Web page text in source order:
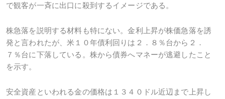
で観客が一斉に出口に殺到するイメージである。
株急落を説明する材料も特にない。金利上昇が株価急落を誘
発と言われたが、米１０年債利回りは２．８％台から２．
７％台に下落している。株から債券へマネーが逃避したこと
を示す。
安全資産といわれる金の価格は１３４０ドル近辺まで上昇し